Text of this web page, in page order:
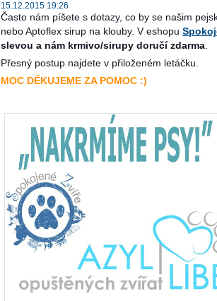
15.12.2015 19:26
Často nám píšete s dotazy, co by se našim
nebo Aptoflex sirup na klouby. V eshopu
slevou a nám krmivo/sirupy doručí zdarma
Přesný postup najdete v přiloženém letáčku.
MOC DĚKUJEME ZA POMOC :)